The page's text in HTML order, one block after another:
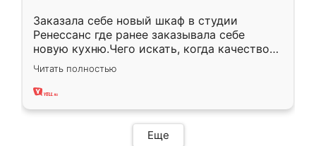
Заказала себе новый шкаф в студии
Ренессанс где ранее заказывала себе
новую кухню.Чего искать, когда качеством
вполне довольна. Служит кухня уже почти
два года, нареканий нет.
Читать полностью
Еще